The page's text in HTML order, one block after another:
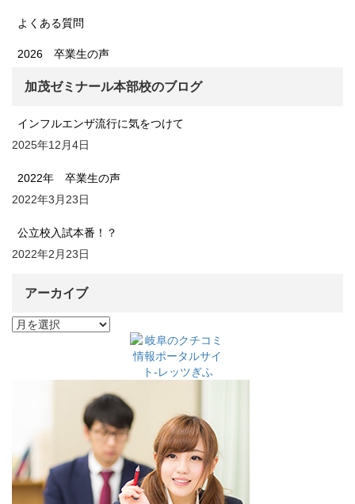
よくある質問
2026 卒業生の声
加茂ゼミナール本部校のブログ
インフルエンザ流行に気をつけて
2025年12月4日
2022年 卒業生の声
2022年3月23日
公立校入試本番！？
2022年2月23日
アーカイブ
ア